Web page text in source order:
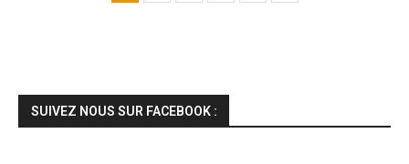
SUIVEZ NOUS SUR FACEBOOK :